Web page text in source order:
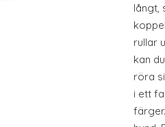
långt,
rullar
kan
röra
i ett